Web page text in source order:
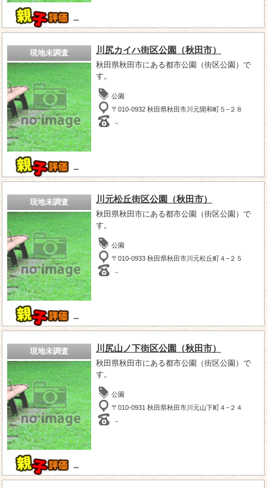
－
現地未調査
－
川尻カイハ街区公園（秋田市）
秋田県秋田市にある都市公園（街区公園）で
す。
公園
〒010-0932 秋田県秋田市川元開和町５−２８
－
現地未調査
－
川元松丘街区公園（秋田市）
秋田県秋田市にある都市公園（街区公園）で
す。
公園
〒010-0933 秋田県秋田市川元松丘町４−２５
－
現地未調査
－
川尻山ノ下街区公園（秋田市）
秋田県秋田市にある都市公園（街区公園）で
す。
公園
〒010-0931 秋田県秋田市川元山下町４−２４
－